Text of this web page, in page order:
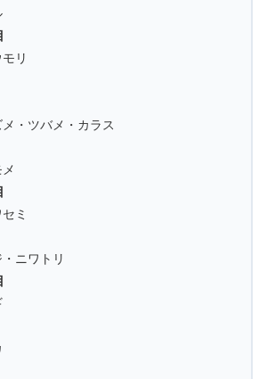
リ
メ・ツバメ・カラス
ミ
ニワトリ